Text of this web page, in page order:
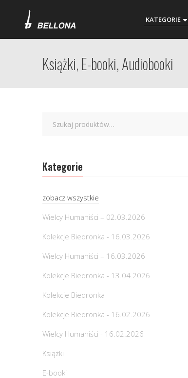
KATEGORIE
Książki, E-booki, Audiobooki
Kategorie
zobacz wszystkie
Wielcy Humaniści – 02.03.2026
Kolekcje Biedronka - 16.03.2026
Wielcy Humaniści – 16.03.2026
Kolekcje Biedronka - 13.04.2026
Kolekcje Biedronka
Kolekcje Biedronka - 16.02.2026
Wielcy Humaniści - 16.02.2026
Książki
E-booki